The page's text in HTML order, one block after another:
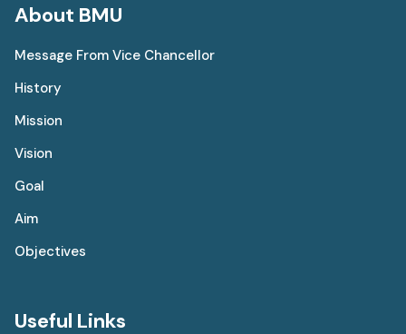
About BMU
Message From Vice Chancellor
History
Mission
Vision
Goal
Aim
Objectives
Useful Links